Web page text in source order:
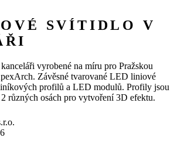
SVÍTIDLO V
vyrobené na míru pro Pražskou
Závěsné tvarované LED liniové
profilů a LED modulů. Profily jsou
různých osách pro vytvoření 3D efektu.